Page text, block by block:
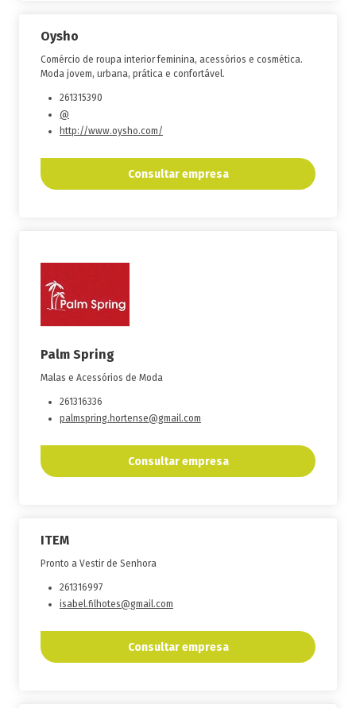
Oysho
Comércio de roupa interior feminina, acessórios e cosmética.
Moda jovem, urbana, prática e confortável.
261315390
@
http://www.oysho.com/
Consultar empresa
Palm Spring
Malas e Acessórios de Moda
261316336
palmspring.hortense@gmail.com
Consultar empresa
ITEM
Pronto a Vestir de Senhora
261316997
isabel.filhotes@gmail.com
Consultar empresa